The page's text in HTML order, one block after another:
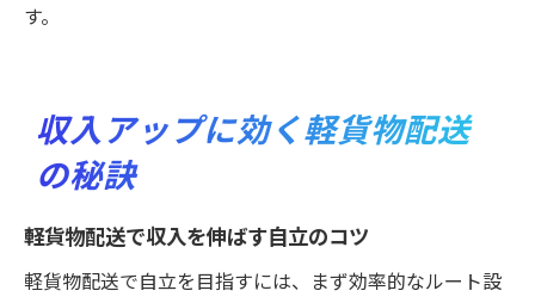
す。
収入アップに効く軽貨物配送
の秘訣
軽貨物配送で収入を伸ばす自立のコツ
軽貨物配送で自立を目指すには、まず効率的なルート設